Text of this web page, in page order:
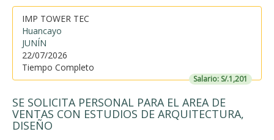
IMP TOWER TEC
Huancayo
JUNÍN
22/07/2026
Tiempo Completo
Salario: S/.1,201
SE SOLICITA PERSONAL PARA EL AREA DE
VENTAS CON ESTUDIOS DE ARQUITECTURA,
DISEÑO